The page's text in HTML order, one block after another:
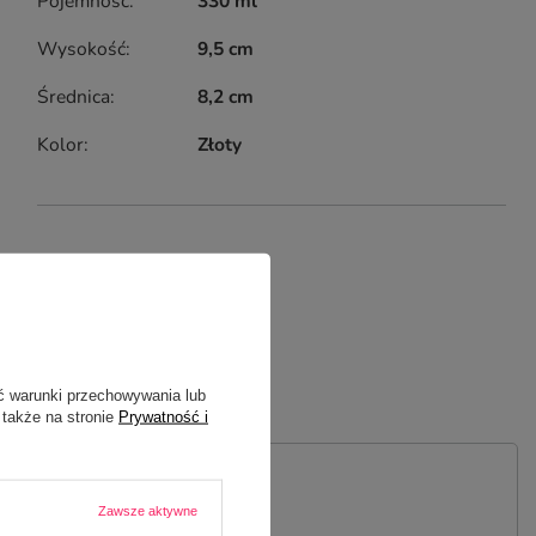
Wysokość
9,5 cm
Średnica
8,2 cm
Kolor
Złoty
warunki przechowywania lub
na stronie Prywatność i
Zawsze aktywne